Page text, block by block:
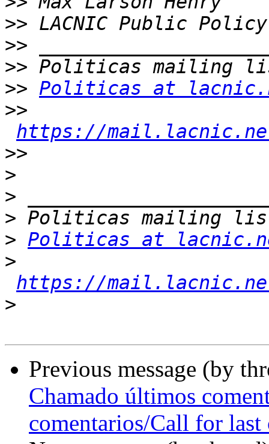
>>
>>
>>
>> Politicas at
>>
https://
>>
>
>
>
> Politicas at
>
https://
>
Previous message (by
Chamado últimos
comentarios/Call for last